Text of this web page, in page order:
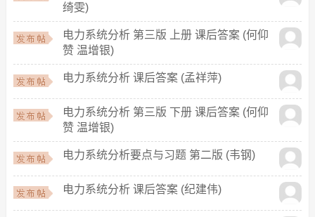
绮雯)
电力系统分析 第三版 上册 课后答案 (何仰
赞 温增银)
电力系统分析 课后答案 (孟祥萍)
电力系统分析 第三版 下册 课后答案 (何仰
赞 温增银)
电力系统分析要点与习题 第二版 (韦钢)
电力系统分析 课后答案 (纪建伟)